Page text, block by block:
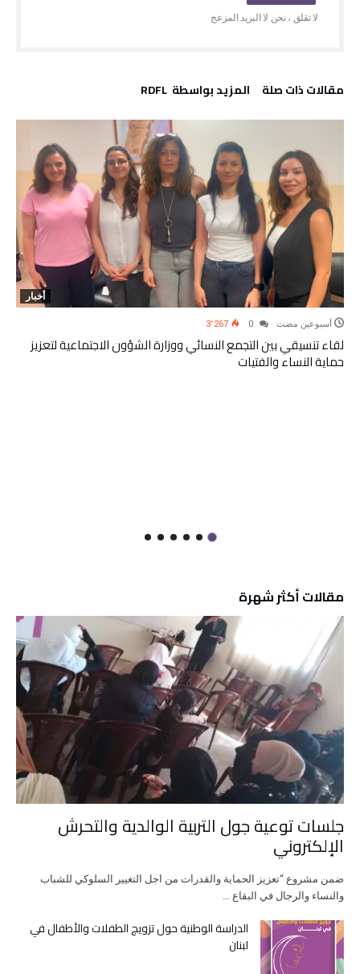
‫مقالات ذات صلة‬ ‫‫المزيد بواسطة‬ ‬ RDFL
أخبار
‫‫‫‏‫أسبوعين مضت‬ 3٬267
لقاء تنسيقي بين التجمع النسائي ووزارة الشؤون الاجتماعية لتعزيز
حماية النساء والفتيات
مقالات أكثر شهرة
جلسات توعية جول التربية الوالدية والتحرش
الإلكتروني
ضمن مشروع “تعزيز الحماية والقدرات من اجل التغيير السلوكي للشباب
والنساء والرجال في البقاع …
الدراسة الوطنية حول تزويج الطفلات والأطفال في
لبنان